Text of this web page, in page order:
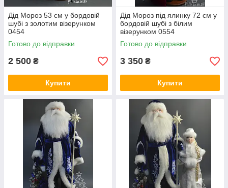
Дід Мороз 53 см у бордовій
шубі з золотим візерунком
0454
Готово до відправки
2 500 ₴
Купити
Дід Мороз під ялинку 72 см у
бордовій шубі з білим
візерунком 0554
Готово до відправки
3 350 ₴
Купити